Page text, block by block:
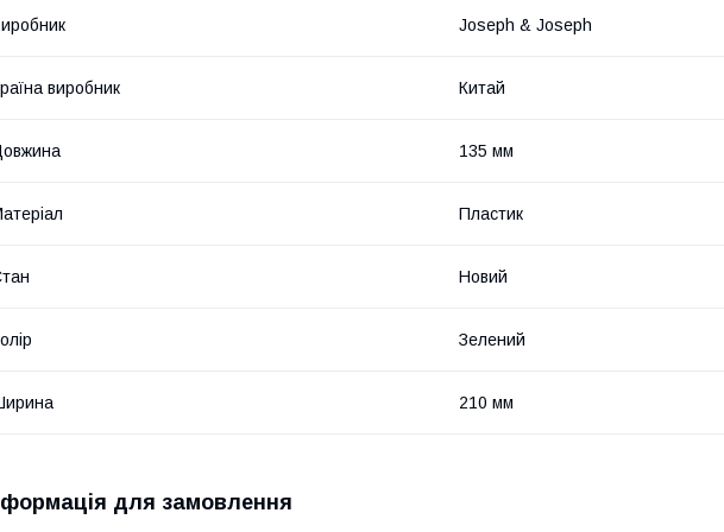
Joseph & Joseph
виробник Китай
135 мм
Пластик
Новий
Зелений
210 мм
для замовлення